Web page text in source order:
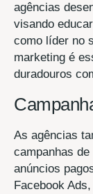
agências
visando
como líder no
marketing é
duradouros
As agências
campanhas
anúncios
Facebook